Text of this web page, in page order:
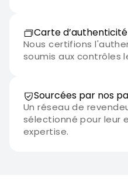
Carte
Nous certifions
soumis aux contrôles
Sourcées par nos
Un réseau de
sélectionné pour leur
expertise.